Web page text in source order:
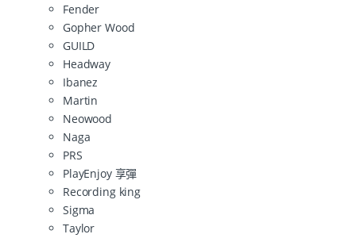
Fender
Gopher Wood
GUILD
Headway
Ibanez
Martin
Neowood
Naga
PRS
PlayEnjoy 享彈
Recording king
Sigma
Taylor